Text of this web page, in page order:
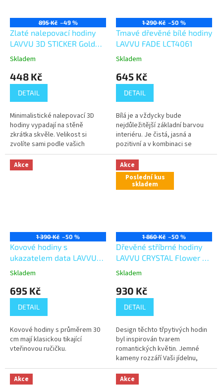
895 Kč –49 %
Zlaté nalepovací hodiny
LAVVU 3D STICKER Gold
Numerals LCT1174
Skladem
448 Kč
DETAIL
Minimalistické nalepovací 3D
hodiny vypadají na stěně
zkrátka skvěle. Velikost si
zvolíte sami podle vašich
možností. V balení je přiložená
šablona, se kterou nalepíte
hodiny...
1 290 Kč –50 %
Tmavé dřevěné bílé hodiny
LAVVU FADE LCT4061
Skladem
645 Kč
DETAIL
Bílá je a vždycky bude
nejdůležitější základní barvou
interiéru. Je čistá, jasná a
pozitivní a v kombinaci se
dřevěnými detaily bude navíc ve
vašem bytě působit útulným a...
Akce
1 390 Kč –50 %
Kovové hodiny s
ukazatelem data LAVVU
DATE METAL LCT4050
Skladem
695 Kč
DETAIL
Kovové hodiny s průměrem 30
cm mají klasickou tikající
vteřinovou ručičku.
Akce
Poslední kus
skladem
1 860 Kč –50 %
Dřevěné stříbrné hodiny
LAVVU CRYSTAL Flower s
čísly LCT1114
Skladem
930 Kč
DETAIL
Design těchto třpytivých hodin
byl inspirován tvarem
romantických květin. Jemné
kameny rozzáří Vaši jídelnu,
obývací pokoj či ložnici a
dřevěné detaily navodí útulnou
atmosféru.
Akce Akce